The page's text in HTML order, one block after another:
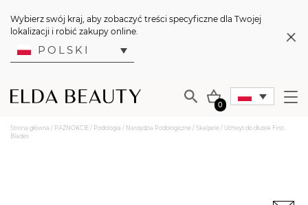
Wybierz swój kraj, aby zobaczyć treści specyficzne dla Twojej
lokalizacji i robić zakupy online.
POLSKI
0
Strona główna / PAZNOKCIE / Podologia / Narzędzia Podologiczne / Skalpele / Uchwyt do dłutek First
Blades